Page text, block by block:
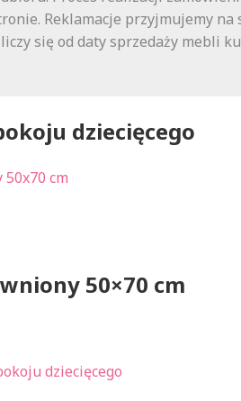
Reklamacje przyjmujemy
się od daty sprzedaży mebli
dziecięcego
50×70 cm